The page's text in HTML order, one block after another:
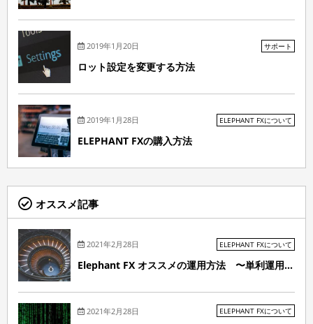
2019年1月20日 サポート
ロット設定を変更する方法
2019年1月28日 ELEPHANT FXについて
ELEPHANT FXの購入方法
オススメ記事
2021年2月28日 ELEPHANT FXについて
Elephant FX オススメの運用方法 〜単利運用...
2021年2月28日 ELEPHANT FXについて